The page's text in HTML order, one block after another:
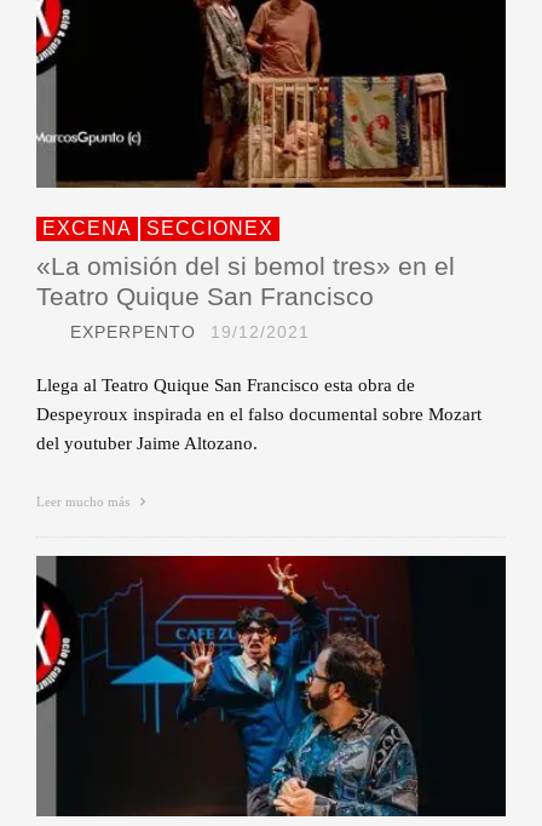
EXCENA SECCIONEX
«La omisión del si bemol tres» en el
Teatro Quique San Francisco
EXPERPENTO 19/12/2021
Llega al Teatro Quique San Francisco esta obra de
Despeyroux inspirada en el falso documental sobre Mozart
del youtuber Jaime Altozano.
Leer mucho más